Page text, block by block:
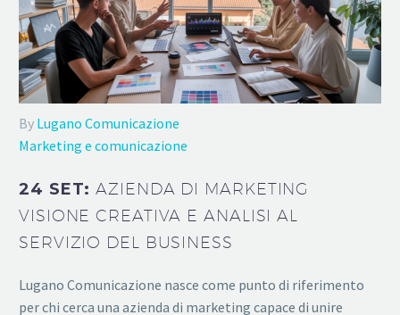
By Lugano Comunicazione
Marketing e comunicazione
24 SET:AZIENDA DI MARKETING
VISIONE CREATIVA E ANALISI AL
SERVIZIO DEL BUSINESS
Lugano Comunicazione nasce come punto di riferimento
per chi cerca una azienda di marketing capace di unire